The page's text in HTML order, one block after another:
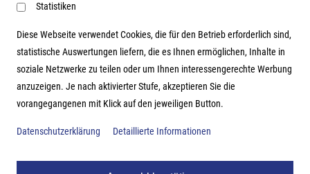
Adresse
Hutter Trade GmbH + Co KG
Bgm.-Landmann-Platz 1-5
Statistiken
Diese Webseite verwendet Cookies, die für den Betrieb erforderlich sind,
statistische Auswertungen liefern, die es Ihnen ermöglichen, Inhalte in
soziale Netzwerke zu teilen oder um Ihnen interessengerechte Werbung
anzuzeigen. Je nach aktivierter Stufe, akzeptieren Sie die
vorangegangenen mit Klick auf den jeweiligen Button.
Datenschutzerklärung Detaillierte Informationen